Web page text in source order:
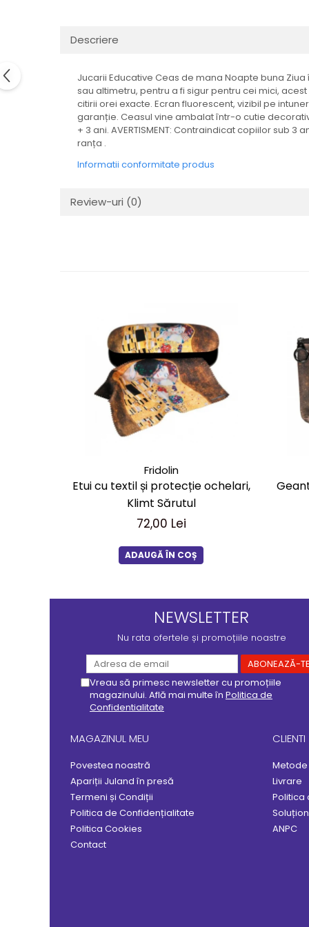
LEGO Creator Expert
LEGO Speed Champions
Descriere
Jucarii Educative Ceas de mana Noapte buna
sau altimetru, pentru a fi sigur pentru cei mici,
citirii orei exacte. Ecran fluorescent, vizibil pe
garanție. Ceasul vine ambalat într-o cutie
+ 3 ani. AVERTISMENT: Contraindicat copiilor sub
ranța .
Informatii conformitate produs
Review-uri (0)
Fridolin
Etui cu textil și protecție ochelari,
Klimt Sărutul
72,00 Lei
ADAUGĂ ÎN COȘ
NEWSLETTER
Nu rata ofertele și promoțiile noastre
Vreau să primesc newsletter cu promoțiile
magazinului. Află mai multe în Politica de
Confidentialitate
MAGAZINUL MEU
Povestea noastră
Apariții Juland în presă
Termeni și Condiții
Politica de Confidențialitate
Politica Cookies
Contact
CLIENTI
Livrare
Politica
ANPC